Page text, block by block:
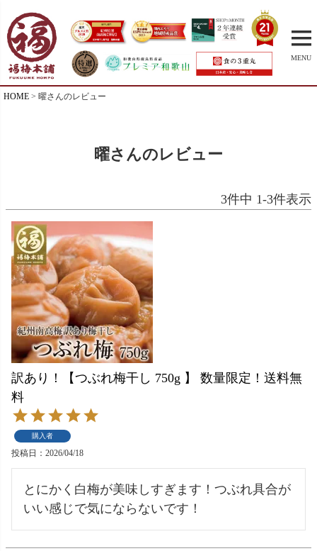
MENU
HOME 曜さんのレビュー
曜さんのレビュー
3件中 1-3件表示
訳あり！【つぶれ梅干し 750g 】 数量限定！送料無
料
購入者
投稿日 2026/04/18
とにかく白梅が美味しすぎます！つぶれ具合が
いい感じで気にならないです！